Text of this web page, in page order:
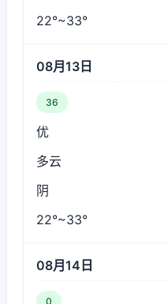
22°~33°
08月13日
36
优
多云
阴
22°~33°
08月14日
0